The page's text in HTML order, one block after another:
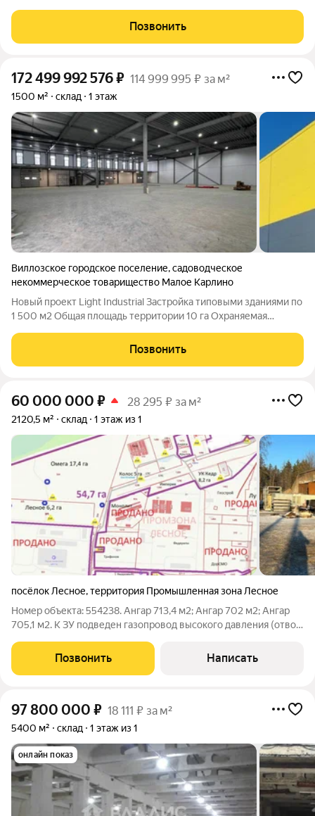
Заводь (Всеволожский р-н, д. Новосаратовка) - 5 минут до КАД
(внешняя и внутренняя развязка) - 15-20
Позвонить
172 499 992 576₽ 114 999 995 ₽ за м²
1500 м² склад 1 этаж
Виллозское городское поселение,садоводческое
некоммерческое товарищество Малое Карлино
Новый проект Light Industrial Застройка типовыми зданиями по
1 500 м2 Общая площадь территории 10 га Охраняемая
до ферм: 7,1 м Высота антресоли: 3,7 м Ровный бетонный пол с
антипылевым покрытием
Позвонить
60 000 000 ₽ 28 295 ₽ за м²
2120,5 м² склад 1 этаж из 1
посёлок Лесное,территория Промышленная зона Лесное
Номер объекта: 554238. Ангар 713,4 м2; Ангар 702 м2; Ангар
705,1 м2. К ЗУ подведен газопровод высокого давления (отвод
расположена ТП мощностью 150 кВт. ЗУ приобретается
отдельно в зависимости от
Позвонить Написать
97 800 000 ₽ 18 111 ₽ за м²
5400 м² склад 1 этаж из 1
онлайн показ